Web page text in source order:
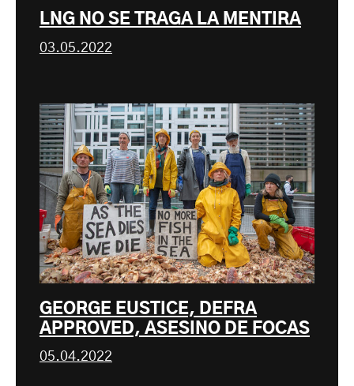
LNG NO SE TRAGA LA MENTIRA
03.05.2022
GEORGE EUSTICE, DEFRA
APPROVED, ASESINO DE FOCAS
05.04.2022